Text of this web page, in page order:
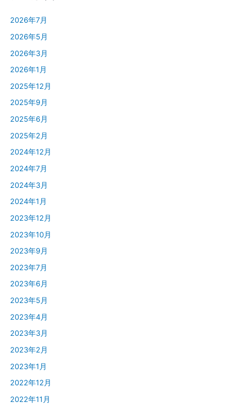
2026年7月
2026年5月
2026年3月
2026年1月
2025年12月
2025年9月
2025年6月
2025年2月
2024年12月
2024年7月
2024年3月
2024年1月
2023年12月
2023年10月
2023年9月
2023年7月
2023年6月
2023年5月
2023年4月
2023年3月
2023年2月
2023年1月
2022年12月
2022年11月